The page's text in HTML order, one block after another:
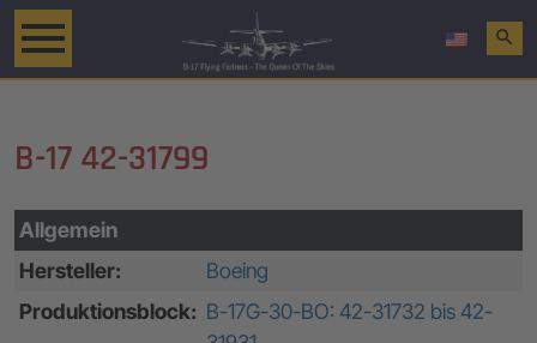
search
B-17 42-31799
Allgemein
Hersteller:
Boeing
Produktionsblock: B-17G-30-BO: 42-31732 bis 42-